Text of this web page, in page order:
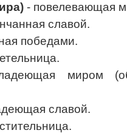
- повелевающая
славой.
победами.
миром
славой.